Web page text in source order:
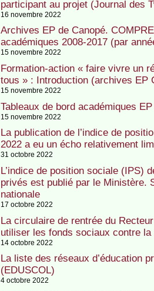
participant au projet (Journal des
16 novembre 2022
Archives EP de Canopé.
académiques 2008-2017 (par
15 novembre 2022
Formation-action « faire vivre un
tous » : Introduction (archives EP
15 novembre 2022
Tableaux de bord académiques
15 novembre 2022
La publication de l’indice de
2022 a eu un écho relativement
31 octobre 2022
L’indice de position sociale (IPS)
privés est publié par le Ministère.
nationale
17 octobre 2022
La circulaire de rentrée du
utiliser les fonds sociaux contre la
14 octobre 2022
La liste des réseaux d’éducation
(EDUSCOL)
4 octobre 2022